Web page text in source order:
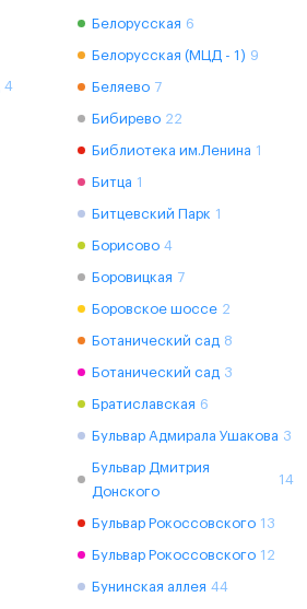
4
Белорусская 6
Белорусская (МЦД - 1) 9
Беляево 7
Бибирево 22
Библиотека им.Ленина 1
Битца 1
Битцевский Парк 1
Борисово 4
Боровицкая 7
Боровское шоссе 2
Ботанический сад 8
Ботанический сад 3
Братиславская 6
Бульвар Адмирала Ушакова 3
Бульвар Дмитрия
Донского
14
Бульвар Рокоссовского 13
Бульвар Рокоссовского 12
Бунинская аллея 44